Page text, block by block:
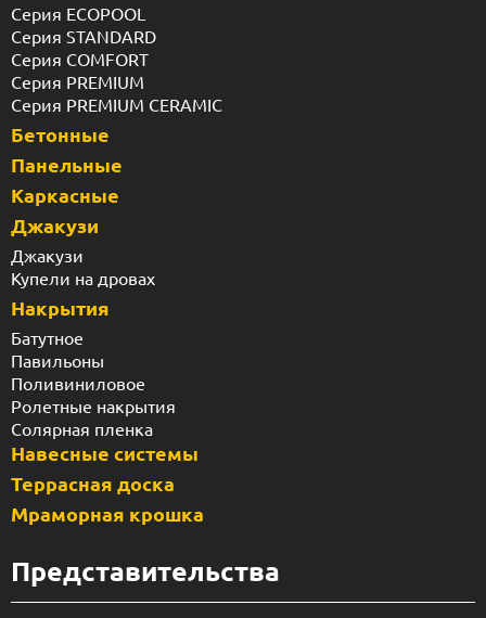
Серия ECOPOOL
Серия STANDARD
Серия COMFORT
Серия PREMIUM
Серия PREMIUM CERAMIC
Бетонные
Панельные
Каркасные
Джакузи
Джакузи
Купели на дровах
Накрытия
Батутное
Павильоны
Поливиниловое
Ролетные накрытия
Солярная пленка
Навесные системы
Террасная доска
Мраморная крошка
Представительства